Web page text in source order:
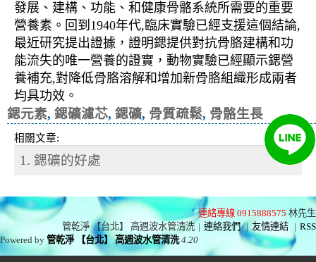
發展、建構、功能、和健康骨骼系統所需要的重要
營養素。回到1940年代,臨床實驗已經支援這個結論,
最近研究提出證據，證明鍶提供對抗骨胳建構和功
能流失的唯一營養的證實，動物實驗已經顯示鍶營
養補充,對降低骨胳溶解和增加新骨胳組織形成兩者
均具功效。
鍶元素, 鍶礦濾芯, 鍶礦, 骨質疏鬆, 骨骼生長
相關文章:
1. 鍶礦的好處
連絡專線 0915888575 林先生
管乾淨 【台北】 高週波水管清洗 | 連絡我們 | 友情連結 | RSS
Powered by管乾淨 【台北】 高週波水管清洗 4.20